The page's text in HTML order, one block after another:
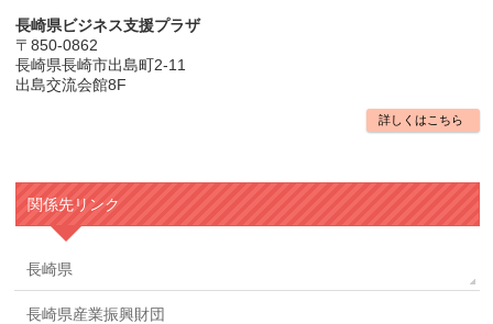
長崎県ビジネス支援プラザ
〒850-0862
長崎県長崎市出島町2-11
出島交流会館8F
詳しくはこちら
関係先リンク
長崎県
長崎県産業振興財団